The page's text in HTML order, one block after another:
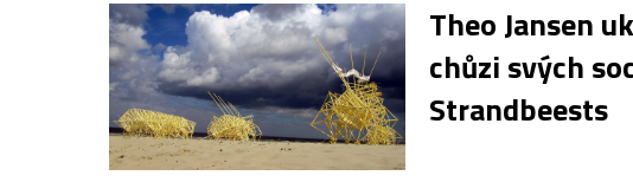
Theo Jansen
chůzi svých
Strandbeests